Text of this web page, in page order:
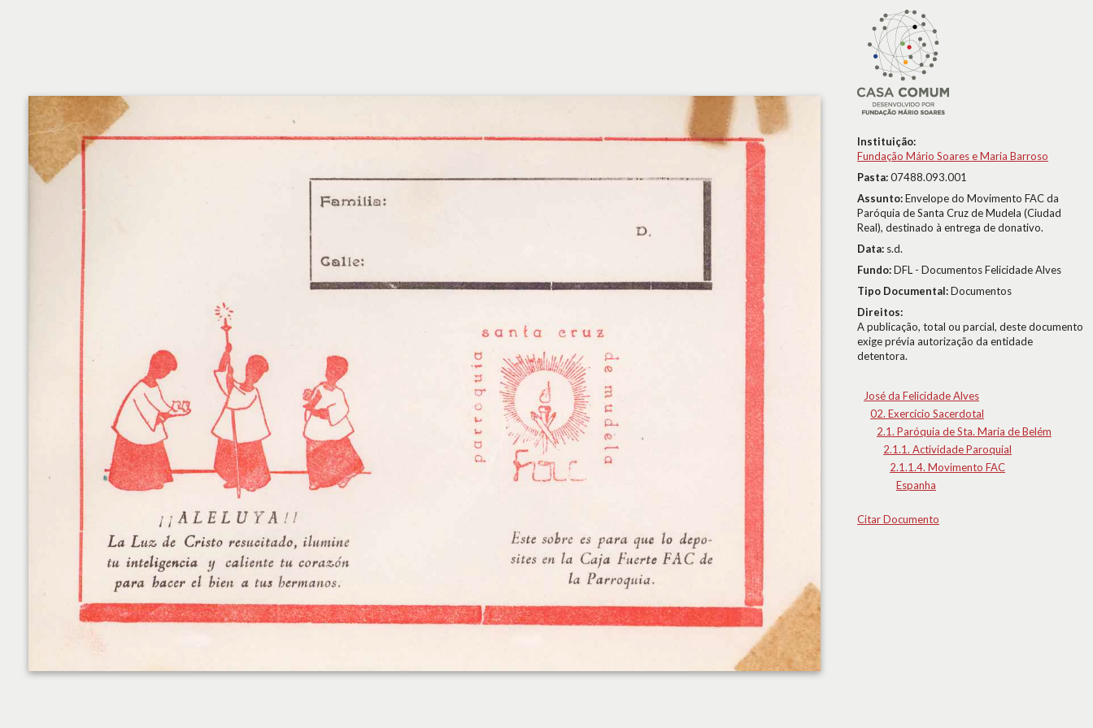
Instituição:
Fundação Mário Soares e Maria Barroso
Pasta:07488.093.001
Assunto:Envelope do Movimento FAC da
Paróquia de Santa Cruz de Mudela (Ciudad
Real), destinado à entrega de donativo.
Data: s.d.
Fundo:DFL - Documentos Felicidade Alves
Tipo Documental:Documentos
Direitos:
A publicação, total ou parcial, deste documento
exige prévia autorização da entidade
detentora.
José da Felicidade Alves
02. Exercício Sacerdotal
2.1. Paróquia de Sta. Maria de Belém
2.1.1. Actividade Paroquial
2.1.1.4. Movimento FAC
Espanha
Citar Documento